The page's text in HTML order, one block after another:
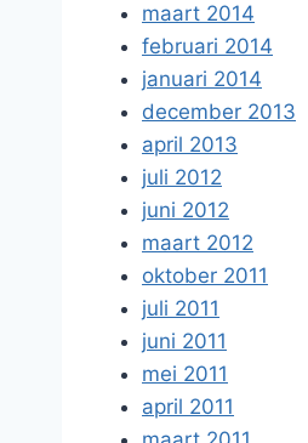
maart 2014
februari 2014
januari 2014
december 2013
april 2013
juli 2012
juni 2012
maart 2012
oktober 2011
juli 2011
juni 2011
mei 2011
april 2011